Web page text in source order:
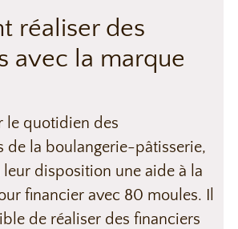
réaliser des
avec la marque
le quotidien des
de la boulangerie-pâtisserie,
disposition une aide à la
financier avec 80 moules. Il
de réaliser des financiers